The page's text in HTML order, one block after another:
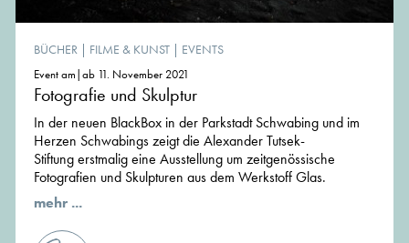
BÜCHER | FILME & KUNST | EVENTS
Event am|ab 11. November 2021
Fotografie und Skulptur
In der neuen BlackBox in der Parkstadt Schwabing und im
Herzen Schwabings zeigt die Alexander Tutsek-
Stiftung erstmalig eine Ausstellung um zeitgenössische
Fotografien und Skulpturen aus dem Werkstoff Glas.
mehr ...